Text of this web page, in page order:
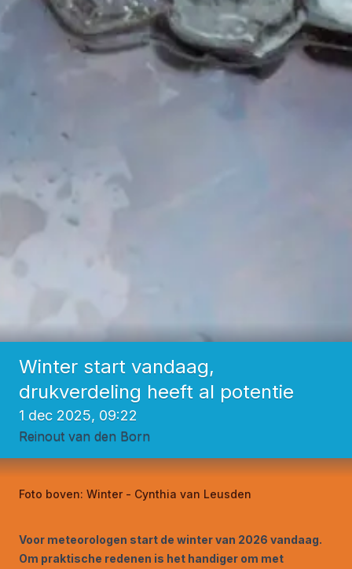
Winter start vandaag,
drukverdeling heeft al potentie
1 dec 2025, 09:22
Reinout van den Born
Foto boven: Winter - Cynthia van Leusden
Voor meteorologen start de winter van 2026 vandaag.
Om praktische redenen is het handiger om met